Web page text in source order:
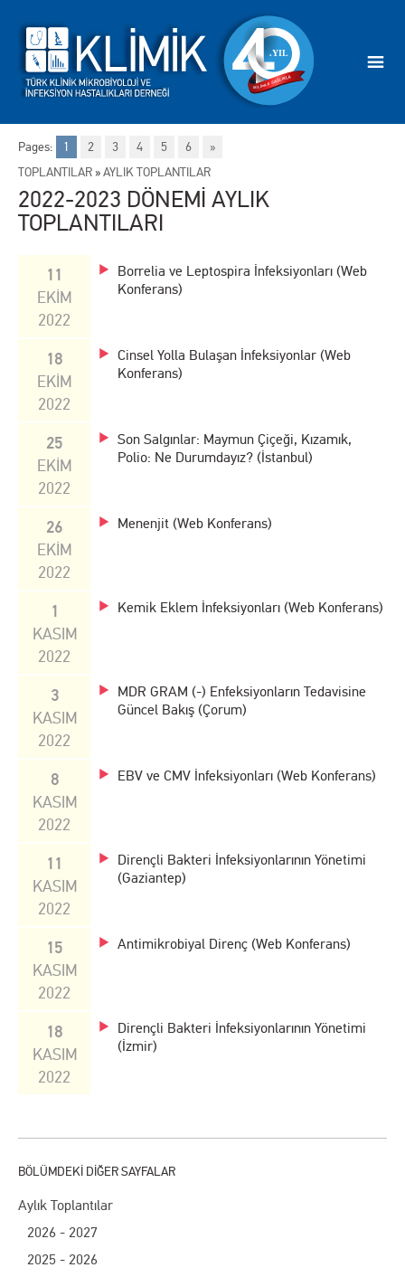
Aylık Toplantılar
2026 - 2027
2025 - 2026
TOPLANTILAR »AYLIK TOPLANTILAR
2022-2023 DÖNEMİ AYLIK
TOPLANTILARI
11
EKİM
2022
Borrelia ve Leptospira İnfeksiyonları (Web
Konferans)
18
EKİM
2022
Cinsel Yolla Bulaşan İnfeksiyonlar (Web
Konferans)
25
EKİM
2022
Son Salgınlar: Maymun Çiçeği, Kızamık,
Polio: Ne Durumdayız? (İstanbul)
26
EKİM
2022
Menenjit (Web Konferans)
1
KASIM
2022
Kemik Eklem İnfeksiyonları (Web Konferans)
3
KASIM
2022
MDR GRAM (-) Enfeksiyonların Tedavisine
Güncel Bakış (Çorum)
8
KASIM
2022
EBV ve CMV İnfeksiyonları (Web Konferans)
11
KASIM
2022
Dirençli Bakteri İnfeksiyonlarının Yönetimi
(Gaziantep)
15
KASIM
2022
Antimikrobiyal Direnç (Web Konferans)
18
KASIM
2022
Dirençli Bakteri İnfeksiyonlarının Yönetimi
(İzmir)
Pages: 1 2 3 4 5 6 »